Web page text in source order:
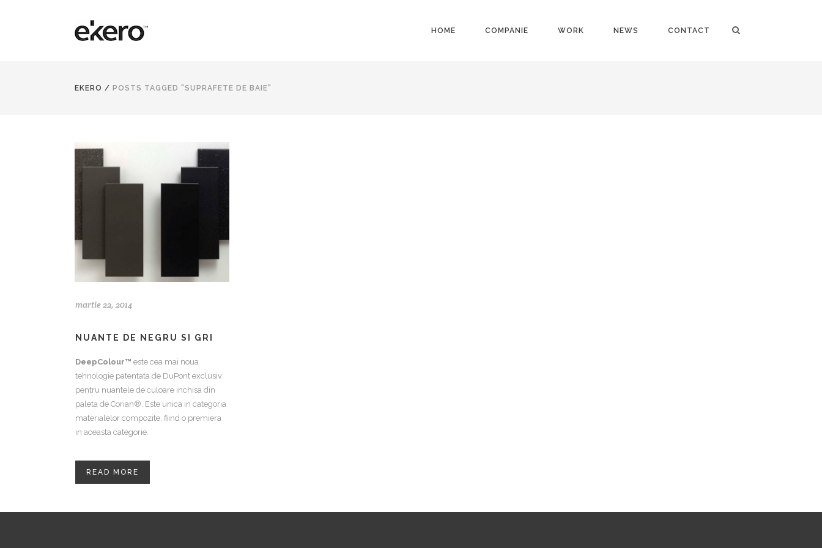
HOME COMPANIE WORK NEWS CONTACT
EKERO / POSTS TAGGED "SUPRAFETE DE BAIE"
martie 22, 2014
NUANTE DE NEGRU SI GRI
DeepColour™ este cea mai noua
tehnologie patentata de DuPont exclusiv
pentru nuantele de culoare inchisa din
paleta de Corian®. Este unica in categoria
materialelor compozite, fiind o premiera
in aceasta categorie.
READ MORE